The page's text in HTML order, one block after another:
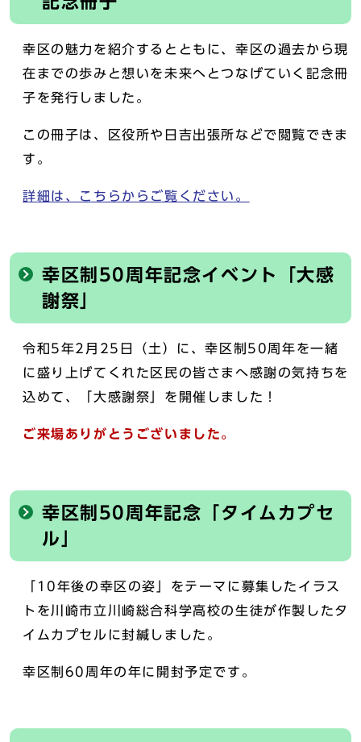
幸区の魅力を紹介するとともに、幸区の過去から現
在までの歩みと想いを未来へとつなげていく記念冊
子を発行しました。
この冊子は、区役所や日吉出張所などで閲覧できま
す。
詳細は、こちらからご覧ください。
幸区制50周年記念イベント「大感
謝祭」
令和5年2月25日（土）に、幸区制50周年を一緒
に盛り上げてくれた区民の皆さまへ感謝の気持ちを
込めて、「大感謝祭」を開催しました！
ご来場ありがとうございました。
幸区制50周年記念「タイムカプセ
ル」
「10年後の幸区の姿」をテーマに募集したイラス
トを川崎市立川崎総合科学高校の生徒が作製したタ
イムカプセルに封緘しました。
幸区制60周年の年に開封予定です。